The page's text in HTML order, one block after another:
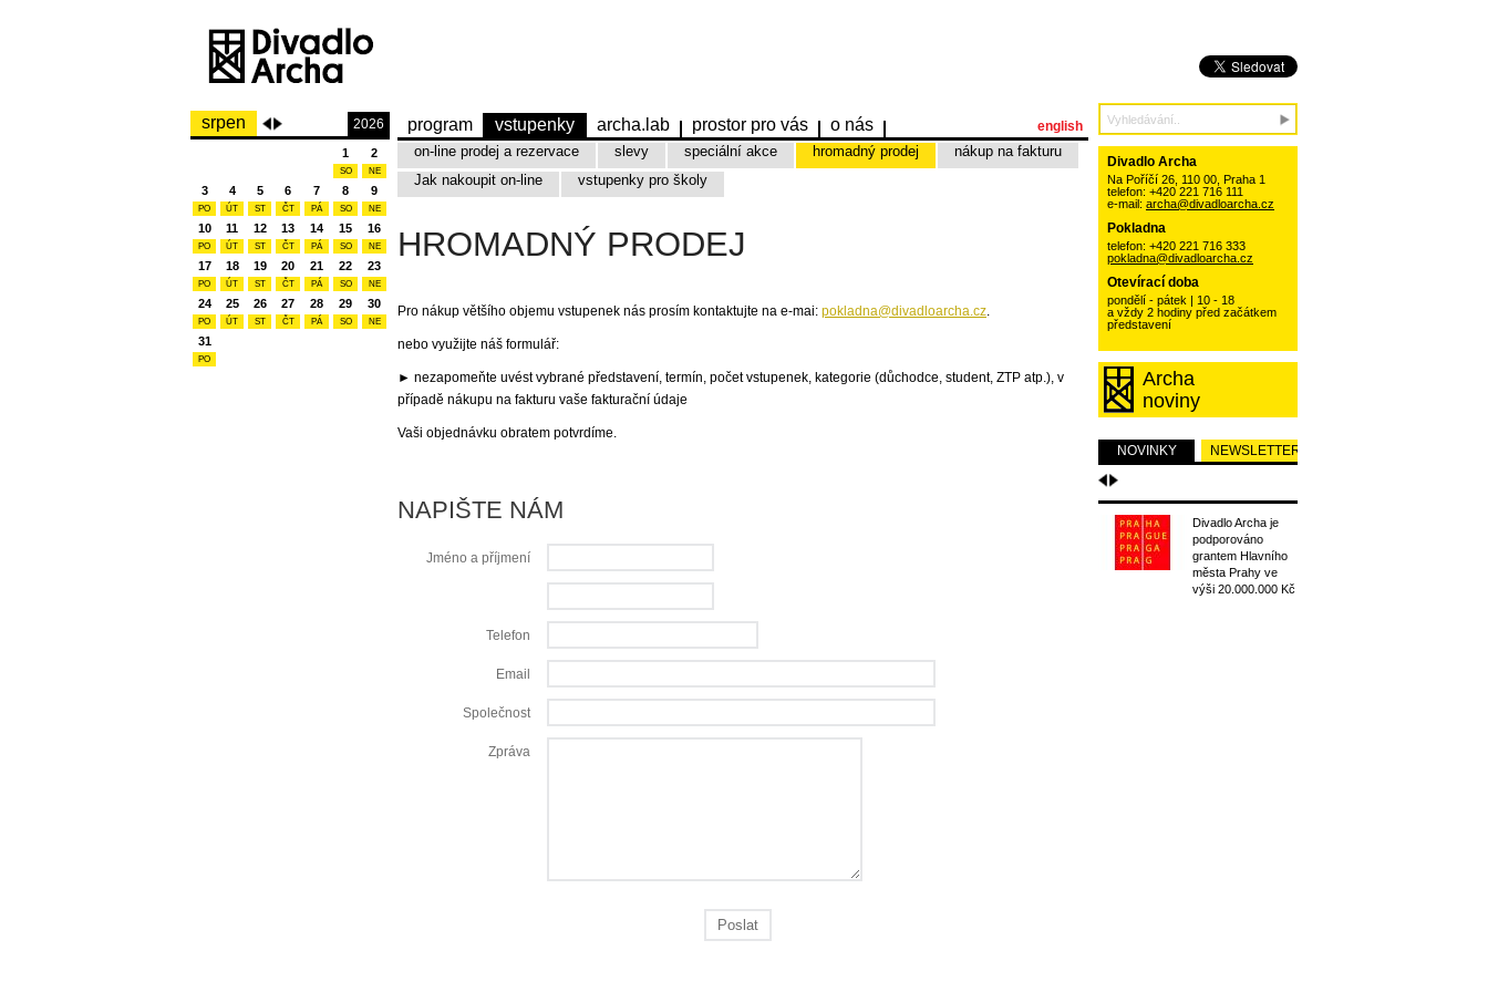
srpen 2026
1
SO
2
NE
3
PO
4
ÚT
5
ST
6
ČT
7
PÁ
8
SO
9
NE
10
PO
11
ÚT
12
ST
13
ČT
14
PÁ
15
SO
16
NE
17
PO
18
ÚT
19
ST
20
ČT
21
PÁ
22
SO
23
NE
24
PO
25
ÚT
26
ST
27
ČT
28
PÁ
29
SO
30
NE
31
PO
program vstupenky archa.lab prostor pro vás o nás
on-line prodej a rezervace slevy speciální akce hromadný prodej
nákup na fakturu
Jak nakoupit on-line
vstupenky pro školy
english
HROMADNÝ PRODEJ
Pro nákup většího objemu vstupenek nás prosím kontaktujte na e-mai: pokladna@divadloarcha.cz.
nebo využijte náš formulář:
► nezapomeňte uvést vybrané představení, termín, počet vstupenek, kategorie (důchodce, student, ZTP atp.), v
případě nákupu na fakturu vaše fakturační údaje
Vaši objednávku obratem potvrdíme.
NAPIŠTE NÁM
Jméno a příjmení
Telefon
Email
Společnost
Zpráva
Divadlo Archa
Na Poříčí 26, 110 00, Praha 1
telefon: +420 221 716 111
e-mail: archa@divadloarcha.cz
Pokladna
telefon: +420 221 716 333
pokladna@divadloarcha.cz
Otevírací doba
pondělí - pátek | 10 - 18
a vždy 2 hodiny před začátkem
představení
Archa
noviny
NOVINKY NEWSLETTER
Divadlo Archa je
podporováno
grantem Hlavního
města Prahy ve
výši 20.000.000 Kč